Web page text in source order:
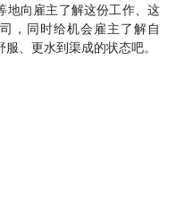
地向雇主了解这份工作、这
，同时给机会雇主了解自
、更水到渠成的状态吧。